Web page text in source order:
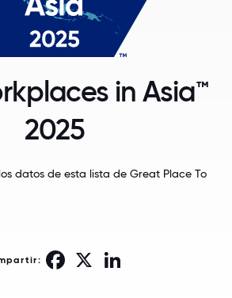
in Asia™
2025
datos de esta lista de Great Place To
Facebook